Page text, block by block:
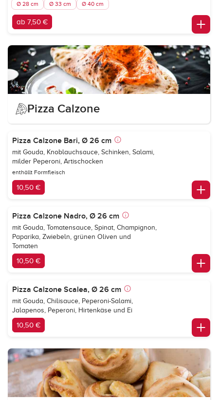
Ø 28 cm Ø 33 cm Ø 40 cm
ab 7,50 €
Pizza Calzone
Pizza Calzone Bari, Ø 26 cm
mit Gouda, Knoblauchsauce, Schinken, Salami,
milder Peperoni, Artischocken
enthällt Formfleisch
10,50 €
Pizza Calzone Nadro, Ø 26 cm
mit Gouda, Tomatensauce, Spinat, Champignon,
Paparika, Zwiebeln, grünen Oliven und
Tomaten
10,50 €
Pizza Calzone Scalea, Ø 26 cm
mit Gouda, Chilisauce, Peperoni-Salami,
Jalapenos, Peperoni, Hirtenkäse und Ei
10,50 €